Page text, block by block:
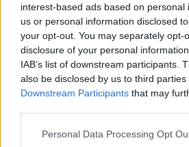
interest-based ads based on personal
us or personal information disclosed
your opt-out. You may separately opt-
disclosure of your personal
IAB’s list of downstream participants.
also be disclosed by us to third parties
Downstream Participants that may
Please note that this website/app
Personal Data Processing Opt
Mentre qualcuno con un
stipendio di 102.000 NZD
rispetto a chi ha una laurea.
Differenza di stipendio
laboratorio per livello di
Zelanda